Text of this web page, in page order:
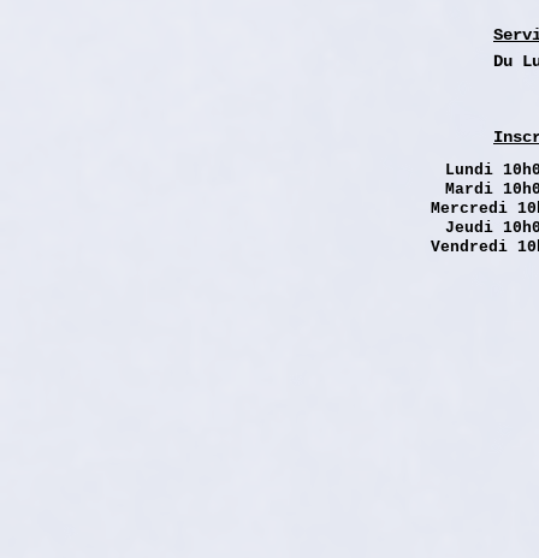
Du
Lundi
Mardi
Mercredi
Jeudi
Vendredi